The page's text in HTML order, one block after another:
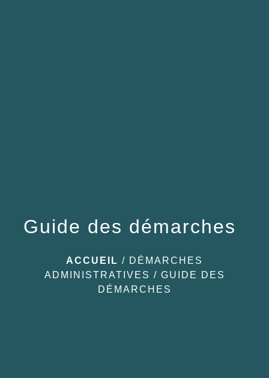
Guide des démarches
ACCUEIL / DÉMARCHES
ADMINISTRATIVES / GUIDE DES
DÉMARCHES